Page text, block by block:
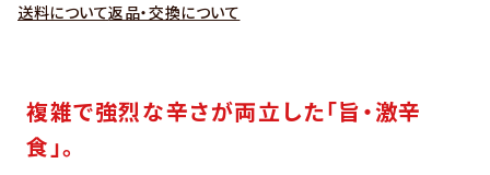
送料について返品・交換について
複雑で強烈な辛さが両立した「旨・激辛
食」。